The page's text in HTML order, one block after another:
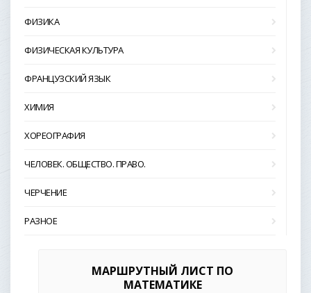
ФИЗИКА
ФИЗИЧЕСКАЯ КУЛЬТУРА
ФРАНЦУЗСКИЙ ЯЗЫК
ХИМИЯ
ХОРЕОГРАФИЯ
ЧЕЛОВЕК. ОБЩЕСТВО. ПРАВО.
ЧЕРЧЕНИЕ
РАЗНОЕ
МАРШРУТНЫЙ ЛИСТ ПО
МАТЕМАТИКЕ